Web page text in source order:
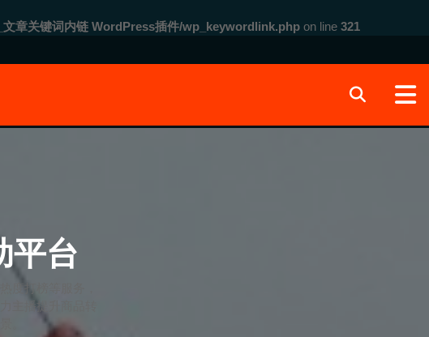
章关键词内链 WordPress插件/wp_keywordlink.php on line 321
平台
度打榜等服务，
主播提升商品转
。